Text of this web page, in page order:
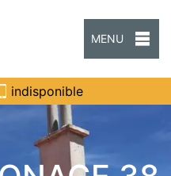
MENU
indisponible